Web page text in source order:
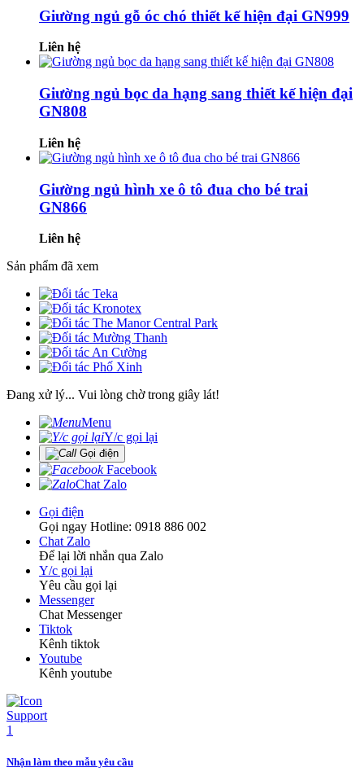
Giường ngủ gỗ óc chó thiết kế hiện đại GN999
Liên hệ
Giường ngủ bọc da hạng sang thiết kế hiện đại
GN808
Liên hệ
Giường ngủ hình xe ô tô đua cho bé trai
GN866
Liên hệ
Sản phẩm đã xem
Đang xử lý... Vui lòng chờ trong giây lát!
Menu
Y/c gọi lại
Gọi điện
Facebook
Chat Zalo
Gọi điện
Gọi ngay Hotline: 0918 886 002
Chat Zalo
Để lại lời nhắn qua Zalo
Y/c gọi lại
Yêu cầu gọi lại
Messenger
Chat Messenger
Tiktok
Kênh tiktok
Youtube
Kênh youtube
Nhận làm theo mẫu yêu cầu